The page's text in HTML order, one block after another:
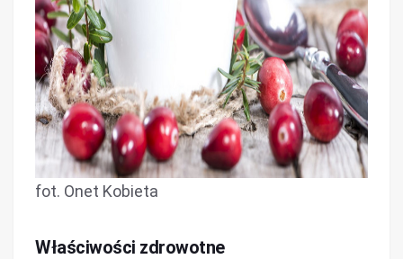
fot. Onet Kobieta
Właściwości zdrowotne